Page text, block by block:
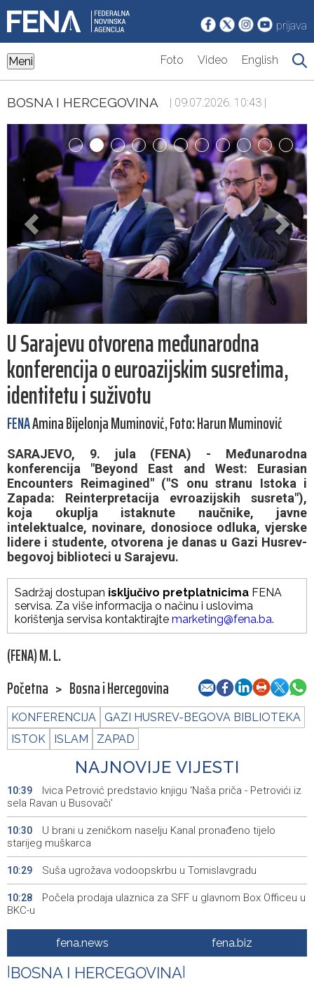
prijava
Meni Foto Video English
BOSNA I HERCEGOVINA | 09.07.2026. 10:43 |
U Sarajevu otvorena međunarodna
konferencija o euroazijskim susretima,
identitetu i suživotu
FENAAmina Bijelonja Muminović, Foto: Harun Muminović
SARAJEVO, 9. jula (FENA) - Međunarodna
konferencija "Beyond East and West: Eurasian
Encounters Reimagined" ("S onu stranu Istoka i
Zapada: Reinterpretacija evroazijskih susreta"),
koja okuplja istaknute naučnike, javne
intelektualce, novinare, donosioce odluka, vjerske
lidere i studente, otvorena je danas u Gazi Husrev-
begovoj biblioteci u Sarajevu.
Sadržaj dostupan isključivo pretplatnicima FENA
servisa. Za više informacija o načinu i uslovima
korištenja servisa kontaktirajte marketing@fena.ba.
(FENA) M. L.
Početna > Bosna i Hercegovina
KONFERENCIJA
GAZI HUSREV-BEGOVA BIBLIOTEKA
ISTOK
ISLAM ZAPAD
NAJNOVIJE VIJESTI
10:39
Ivica Petrović predstavio knjigu 'Naša priča - Petrovići iz
sela Ravan u Busovači'
10:30
U brani u zeničkom naselju Kanal pronađeno tijelo
starijeg muškarca
10:29 Suša ugrožava vodoopskrbu u Tomislavgradu
10:28
Počela prodaja ulaznica za SFF u glavnom Box Officeu u
BKC-u
Tužilaštvo USK predložilo pritvor za ženu osumnjičenu
za ubistvo supruga
10:08 Saopćenje za javnost PSS
fena.news fena.biz
BOSNA I HERCEGOVINA